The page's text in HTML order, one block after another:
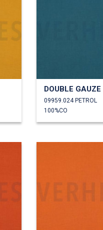
DOUBLE GAUZE
09959.024 PETROL
100%CO